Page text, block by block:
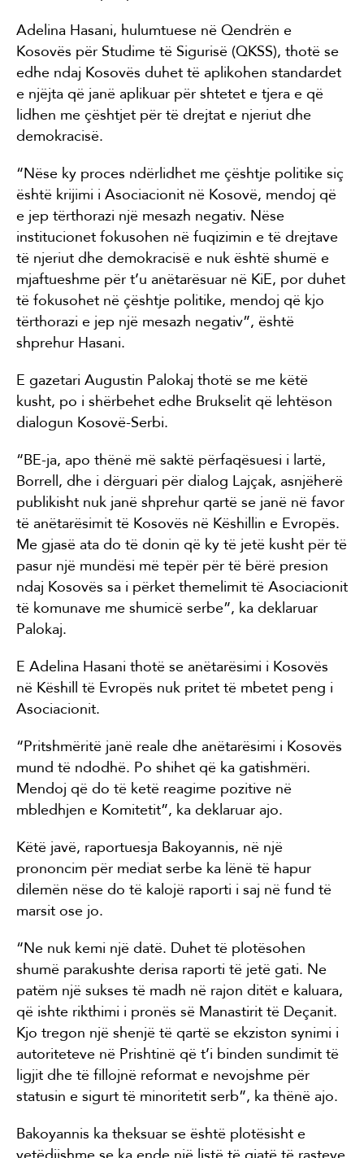
Adelina Hasani, hulumtuese në Qendrën e
Kosovës për Studime të Sigurisë (QKSS), thotë se
edhe ndaj Kosovës duhet të aplikohen standardet
e njëjta që janë aplikuar për shtetet e tjera e që
lidhen me çështjet për të drejtat e njeriut dhe
demokracisë.
“Nëse ky proces ndërlidhet me çështje politike siç
është krijimi i Asociacionit në Kosovë, mendoj që
e jep tërthorazi një mesazh negativ. Nëse
institucionet fokusohen në fuqizimin e të drejtave
të njeriut dhe demokracisë e nuk është shumë e
mjaftueshme për t’u anëtarësuar në KiE, por duhet
të fokusohet në çështje politike, mendoj që kjo
tërthorazi e jep një mesazh negativ”, është
shprehur Hasani.
E gazetari Augustin Palokaj thotë se me këtë
kusht, po i shërbehet edhe Brukselit që lehtëson
dialogun Kosovë-Serbi.
“BE-ja, apo thënë më saktë përfaqësuesi i lartë,
Borrell, dhe i dërguari për dialog Lajçak, asnjëherë
publikisht nuk janë shprehur qartë se janë në favor
të anëtarësimit të Kosovës në Këshillin e Evropës.
Me gjasë ata do të donin që ky të jetë kusht për të
pasur një mundësi më tepër për të bërë presion
ndaj Kosovës sa i përket themelimit të Asociacionit
të komunave me shumicë serbe”, ka deklaruar
Palokaj.
E Adelina Hasani thotë se anëtarësimi i Kosovës
në Këshill të Evropës nuk pritet të mbetet peng i
Asociacionit.
“Pritshmëritë janë reale dhe anëtarësimi i Kosovës
mund të ndodhë. Po shihet që ka gatishmëri.
Mendoj që do të ketë reagime pozitive në
mbledhjen e Komitetit”, ka deklaruar ajo.
Këtë javë, raportuesja Bakoyannis, në një
prononcim për mediat serbe ka lënë të hapur
dilemën nëse do të kalojë raporti i saj në fund të
marsit ose jo.
“Ne nuk kemi një datë. Duhet të plotësohen
shumë parakushte derisa raporti të jetë gati. Ne
patëm një sukses të madh në rajon ditët e kaluara,
që ishte rikthimi i pronës së Manastirit të Deçanit.
Kjo tregon një shenjë të qartë se ekziston synimi i
autoriteteve në Prishtinë që t’i binden sundimit të
ligjit dhe të fillojnë reformat e nevojshme për
statusin e sigurt të minoritetit serb”, ka thënë ajo.
Bakoyannis ka theksuar se është plotësisht e